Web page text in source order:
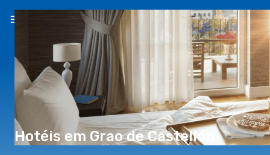
PT(€)
Hotéis em Grao de Castellón